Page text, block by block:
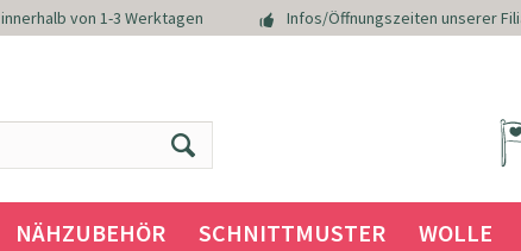
von 1-3 Werktagen Infos/Öffnungszeiten unserer
NÄHZUBEHÖR SCHNITTMUSTER WOLLE